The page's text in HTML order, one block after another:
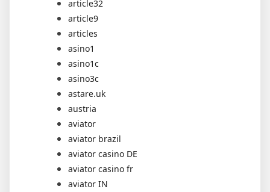
article32
article9
articles
asino1
asino1c
asino3c
astare.uk
austria
aviator
aviator brazil
aviator casino DE
aviator casino fr
aviator IN